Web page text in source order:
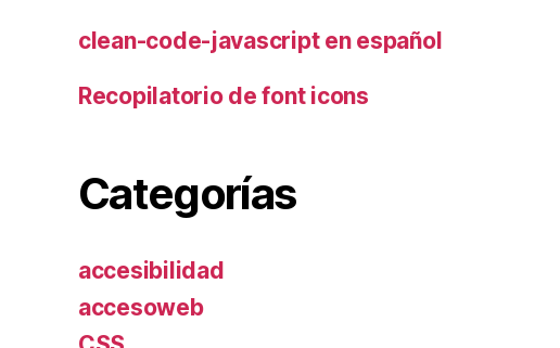
clean-code-javascript en español
Recopilatorio de font icons
Categorías
accesibilidad
accesoweb